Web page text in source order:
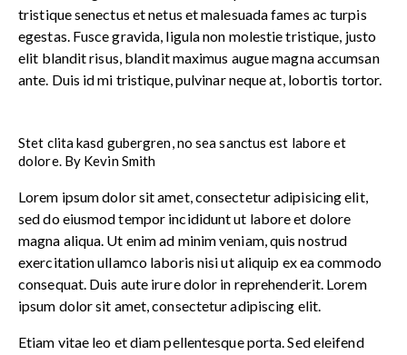
tristique senectus et netus et malesuada fames ac turpis
egestas. Fusce gravida, ligula non molestie tristique, justo
elit blandit risus, blandit maximus augue magna accumsan
ante. Duis id mi tristique, pulvinar neque at, lobortis tortor.
Stet clita kasd gubergren, no sea sanctus est labore et
dolore. By Kevin Smith
Lorem ipsum dolor sit amet, consectetur adipisicing elit,
sed do eiusmod tempor incididunt ut labore et dolore
magna aliqua. Ut enim ad minim veniam, quis nostrud
exercitation ullamco laboris nisi ut aliquip ex ea commodo
consequat. Duis aute irure dolor in reprehenderit. Lorem
ipsum dolor sit amet, consectetur adipiscing elit.
Etiam vitae leo et diam pellentesque porta. Sed eleifend